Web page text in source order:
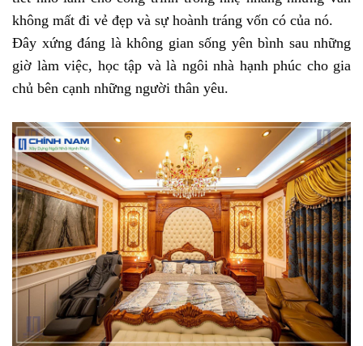
không mất đi vẻ đẹp và sự hoành tráng vốn có của nó.
Đây xứng đáng là không gian sống yên bình sau những
giờ làm việc, học tập và là ngôi nhà hạnh phúc cho gia
chủ bên cạnh những người thân yêu.